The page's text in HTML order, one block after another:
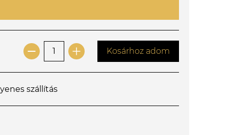
Kosárhoz adom
szállítás